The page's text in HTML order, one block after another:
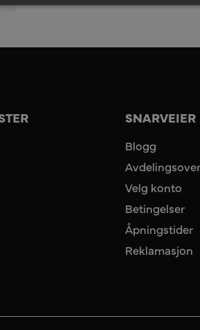
SNARVEIER
Blogg
Velg konto
Betingelser
Åpningstider
Reklamasjon